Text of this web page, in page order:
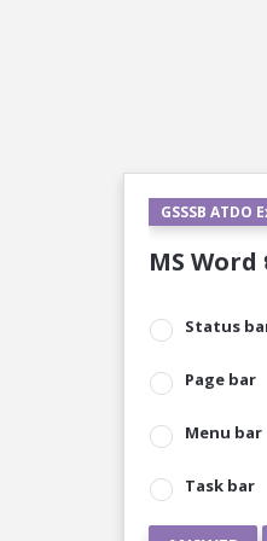
GSSSB ATDO
MS Word
Status
Page bar
Menu bar
Task bar